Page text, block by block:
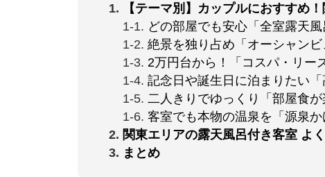
1
【テーマ別】カップルにおすすめ
1-1
どの部屋でも安心「全室露天風
1-2 絶景を独り占め「オーシャンビ
1-3 2万円台から！「コスパ・リー
1-4 記念日や誕生日に泊まりたい「
1-5 二人きりでゆっくり「部屋食が
1-6 客室でも本物の温泉を「源泉か
2 関東エリアの露天風呂付き客室 よ
3
まとめ